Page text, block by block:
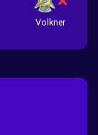
Volkner